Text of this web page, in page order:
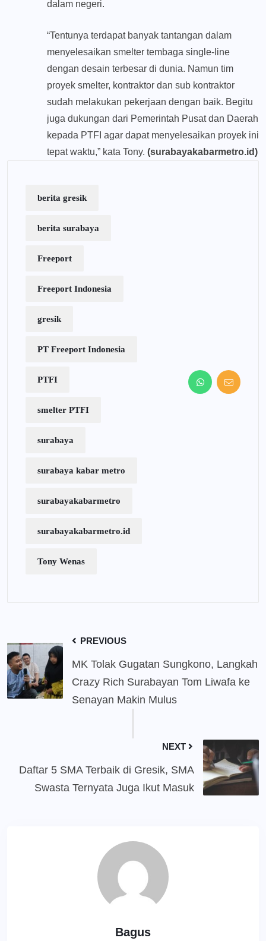
dalam negeri.
“Tentunya terdapat banyak tantangan dalam
menyelesaikan smelter tembaga single-line
dengan desain terbesar di dunia. Namun tim
proyek smelter, kontraktor dan sub kontraktor
sudah melakukan pekerjaan dengan baik. Begitu
juga dukungan dari Pemerintah Pusat dan Daerah
kepada PTFI agar dapat menyelesaikan proyek ini
tepat waktu,” kata Tony. (surabayakabarmetro.id)
berita gresik
berita surabaya
Freeport
Freeport Indonesia
gresik
PT Freeport Indonesia
PTFI
smelter PTFI
surabaya
surabaya kabar metro
surabayakabarmetro
surabayakabarmetro.id
Tony Wenas
PREVIOUS
MK Tolak Gugatan Sungkono, Langkah
Crazy Rich Surabayan Tom Liwafa ke
Senayan Makin Mulus
NEXT
Daftar 5 SMA Terbaik di Gresik, SMA
Swasta Ternyata Juga Ikut Masuk
Bagus